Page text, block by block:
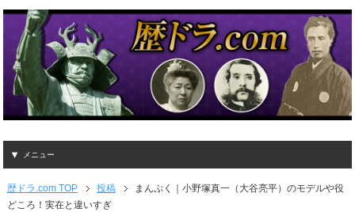
メニュー
歴ドラ.com TOP 投稿
まんぷく｜小野塚真一（大谷亮平）のモデルや役
どころ！実在と違いすぎ